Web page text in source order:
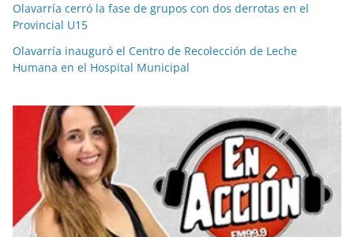
Olavarría cerró la fase de grupos con dos derrotas en el
Provincial U15
Olavarría inauguró el Centro de Recolección de Leche
Humana en el Hospital Municipal